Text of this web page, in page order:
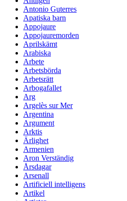
Antonio Guterres
Apatiska barn
Appojaure
Appojauremorden
Aprilskämt
Arabiska
Arbete
Arbetsbörda
Arbetsrätt
Arbogafallet
Arg
Argelès sur Mer
Argentina
Argument
Arktis
Ärlighet
Armenien
Aron Verständig
Årsdagar
Arsenall
Artificiell intelligens
Artikel